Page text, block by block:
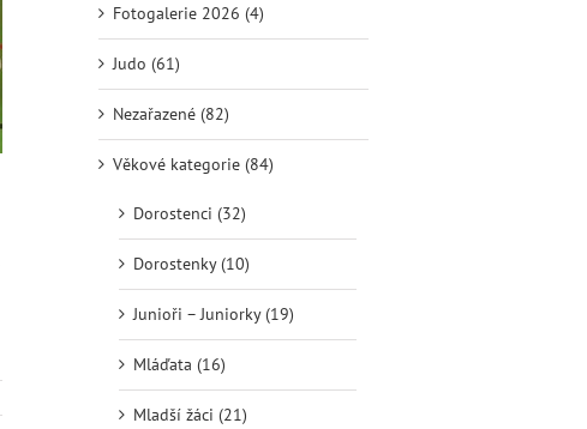
Fotogalerie 2026 (4)
Judo (61)
Nezařazené (82)
Věkové kategorie (84)
Dorostenci (32)
Dorostenky (10)
Junioři – Juniorky (19)
Mláďata (16)
Mladší žáci (21)